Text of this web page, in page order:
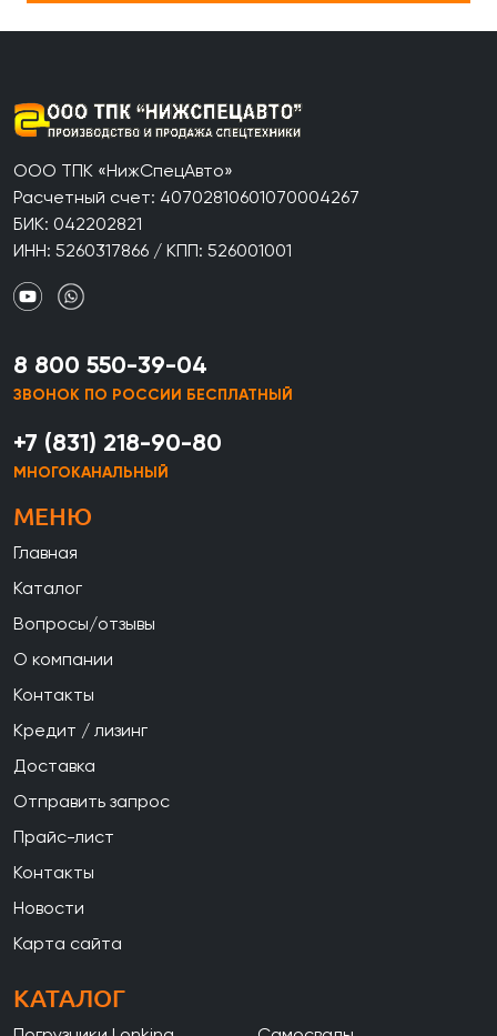
ООО ТПК «НижСпецАвто»
Расчетный счет: 40702810601070004267
БИК: 042202821
ИНН: 5260317866 / КПП: 526001001
8 800 550-39-04
ЗВОНОК ПО РОССИИ БЕСПЛАТНЫЙ
+7 (831) 218-90-80
МНОГОКАНАЛЬНЫЙ
МЕНЮ
Главная
Каталог
Вопросы/отзывы
О компании
Контакты
Кредит / лизинг
Доставка
Отправить запрос
Прайс-лист
Контакты
Новости
Карта сайта
КАТАЛОГ